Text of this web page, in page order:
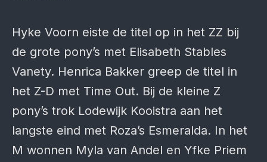
Hyke Voorn eiste de titel op in het ZZ bij
de grote pony’s met Elisabeth Stables
Vanety. Henrica Bakker greep de titel in
het Z-D met Time Out. Bij de kleine Z
pony’s trok Lodewijk Kooistra aan het
langste eind met Roza’s Esmeralda. In het
M wonnen Myla van Andel en Yfke Priem